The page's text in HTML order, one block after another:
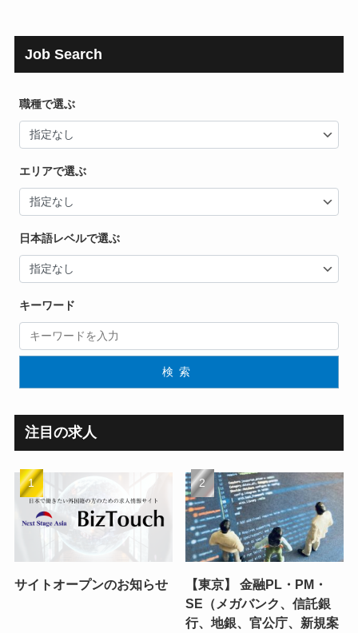
Job Search
職種で選ぶ
エリアで選ぶ
日本語レベルで選ぶ
キーワード
検索
注目の求人
サイトオープンのお知らせ
【東京】 金融PL・PM・
SE（メガバンク、信託銀
行、地銀、官公庁、新規案